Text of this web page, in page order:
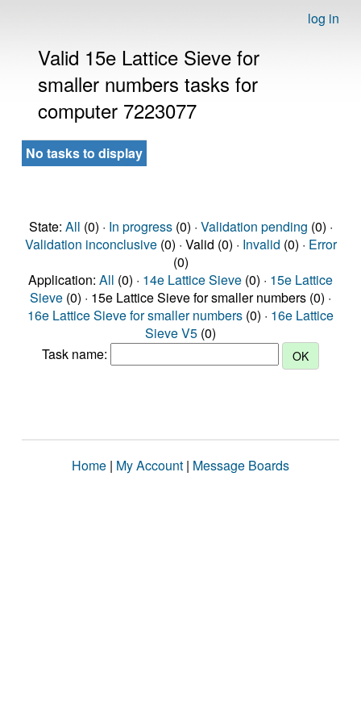
log in
Valid 15e Lattice Sieve for
smaller numbers tasks for
computer 7223077
No tasks to display
State: All (0) · In progress(0) · Validation pending (0) ·
Validation inconclusive(0) · Valid (0) · Invalid (0) · Error
(0)
Application: All (0) · 14e Lattice Sieve (0) · 15e Lattice
Sieve (0) · 15e Lattice Sieve for smaller numbers (0) ·
16e Lattice Sieve for smaller numbers (0) · 16e Lattice
Sieve V5 (0)
Task name:
Home | My Account | Message Boards